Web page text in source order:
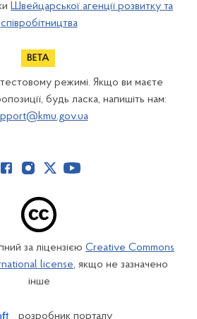
Швейцарської агенції розвитку та
співробітництва
режимі. Якщо ви маєте
будь ласка, напишіть нам:
за ліцензією Creative Commons
license, якщо не зазначено
інше
розробник порталу